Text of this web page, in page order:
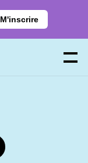
M'inscrire